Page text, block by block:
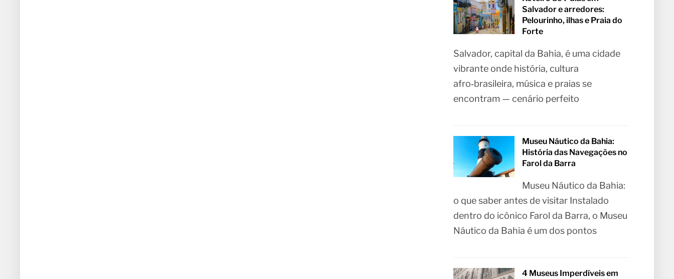
Salvador e arredores:
Pelourinho, ilhas e Praia do
Forte
Salvador, capital da Bahia, é uma cidade
vibrante onde história, cultura
afro‑brasileira, música e praias se
encontram — cenário perfeito
Museu Náutico da Bahia:
História das Navegações no
Farol da Barra
Museu Náutico da Bahia:
o que saber antes de visitar Instalado
dentro do icônico Farol da Barra, o Museu
Náutico da Bahia é um dos pontos
4 Museus Imperdíveis em